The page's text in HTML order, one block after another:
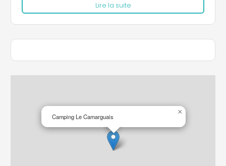
Lire la suite
Camping Le Camarguais
×